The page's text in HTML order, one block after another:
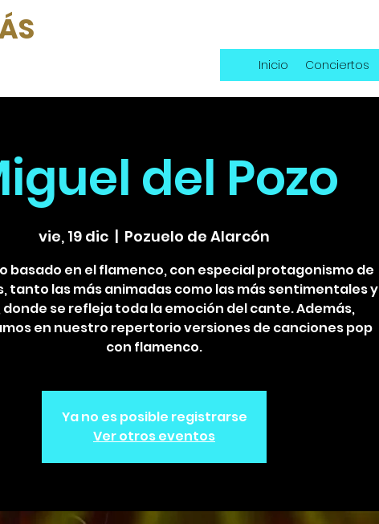
Inicio Conciertos
del Pozo
vie, 19 dic
  |
Pozuelo de Alarcón
basado en el flamenco, con especial protagonismo de
tanto las más animadas como las más sentimentales y
se refleja toda la emoción del cante. Además,
en nuestro repertorio versiones de canciones pop
con flamenco.
Ya no es posible registrarse
Ver otros eventos